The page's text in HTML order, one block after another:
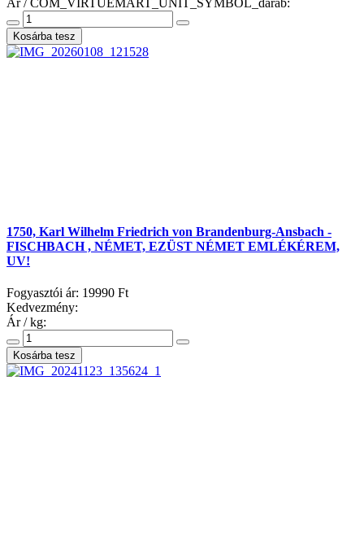
Ár / COM_VIRTUEMART_UNIT_SYMBOL_darab:
1750, Karl Wilhelm Friedrich von Brandenburg-Ansbach -
FISCHBACH , NÉMET, EZÜST NÉMET EMLÉKÉREM,
UV!
Fogyasztói ár: 19990 Ft
Kedvezmény:
Ár / kg: